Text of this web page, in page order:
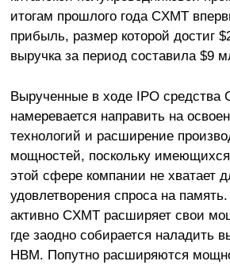
итогам прошлого года CXMT
прибыль, размер которой достиг
выручка за период составила $9
Вырученные в ходе IPO средства
намеревается направить на
технологий и расширение
мощностей, поскольку
этой сфере компании не хватает
удовлетворения спроса на
активно CXMT расширяет свои
где заодно собирается наладить
HBM. Попутно расширяются